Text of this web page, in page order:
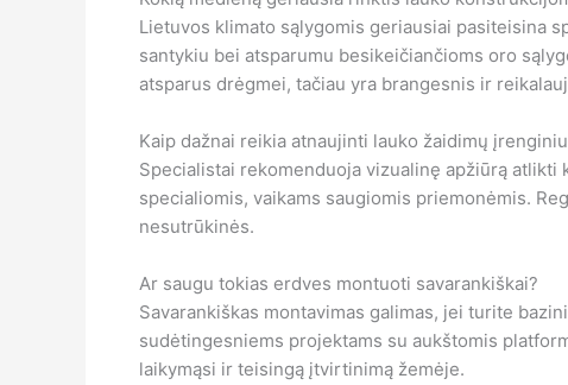
Lietuvos klimato sąlygomis geriausiai pasiteisina
santykiu bei atsparumu besikeičiančioms oro
atsparus drėgmei, tačiau yra brangesnis ir
Kaip dažnai reikia atnaujinti lauko žaidimų
Specialistai rekomenduoja vizualinę apžiūrą
specialiomis, vaikams saugiomis priemonėmis.
nesutrūkinės.
Ar saugu tokias erdves montuoti savarankiškai?
Savarankiškas montavimas galimas, jei turite
sudėtingesniems projektams su aukštomis
laikymąsi ir teisingą įtvirtinimą žemėje.